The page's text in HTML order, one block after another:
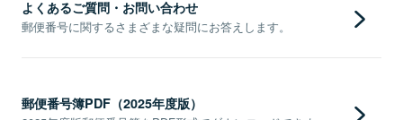
よくあるご質問・お問い合わせ
郵便番号に関するさまざまな疑問にお答えします。
郵便番号簿PDF（2025年度版）